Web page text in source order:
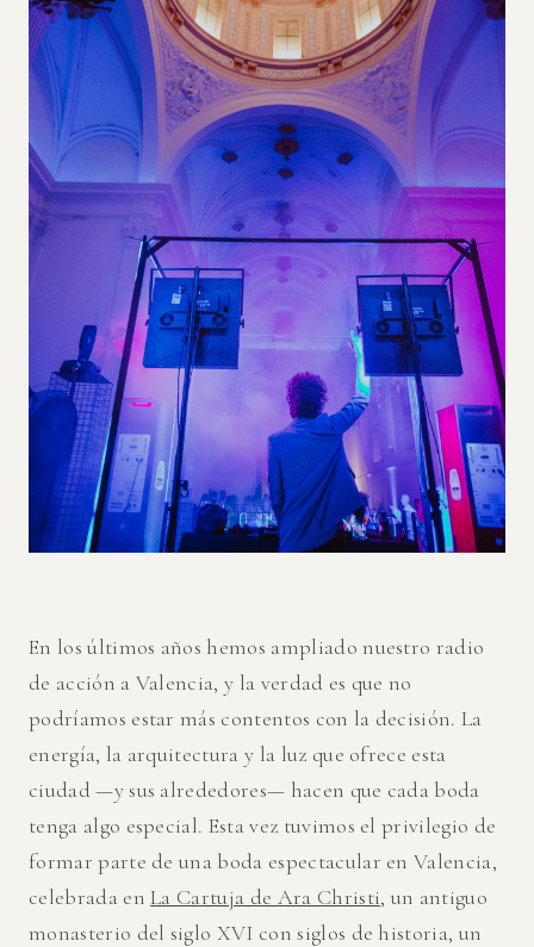
En los últimos años hemos ampliado nuestro radio
de acción a Valencia, y la verdad es que no
podríamos estar más contentos con la decisión. La
energía, la arquitectura y la luz que ofrece esta
ciudad —y sus alrededores— hacen que cada boda
tenga algo especial. Esta vez tuvimos el privilegio de
formar parte de una boda espectacular en Valencia,
celebrada enLa Cartuja de Ara Christi, un antiguo
monasterio del siglo XVI con siglos de historia, un